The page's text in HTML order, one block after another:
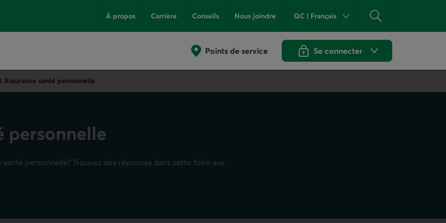
À propos Carrière Conseils Nous joindre
Province ou État actuel :Québec
QC | Français
Rechercher
Points de service Se connecter
aux services en ligne de Desjardins.
Assurance santé personnelle
personnelle
santé personnelle? Trouvez des réponses dans cette foire aux